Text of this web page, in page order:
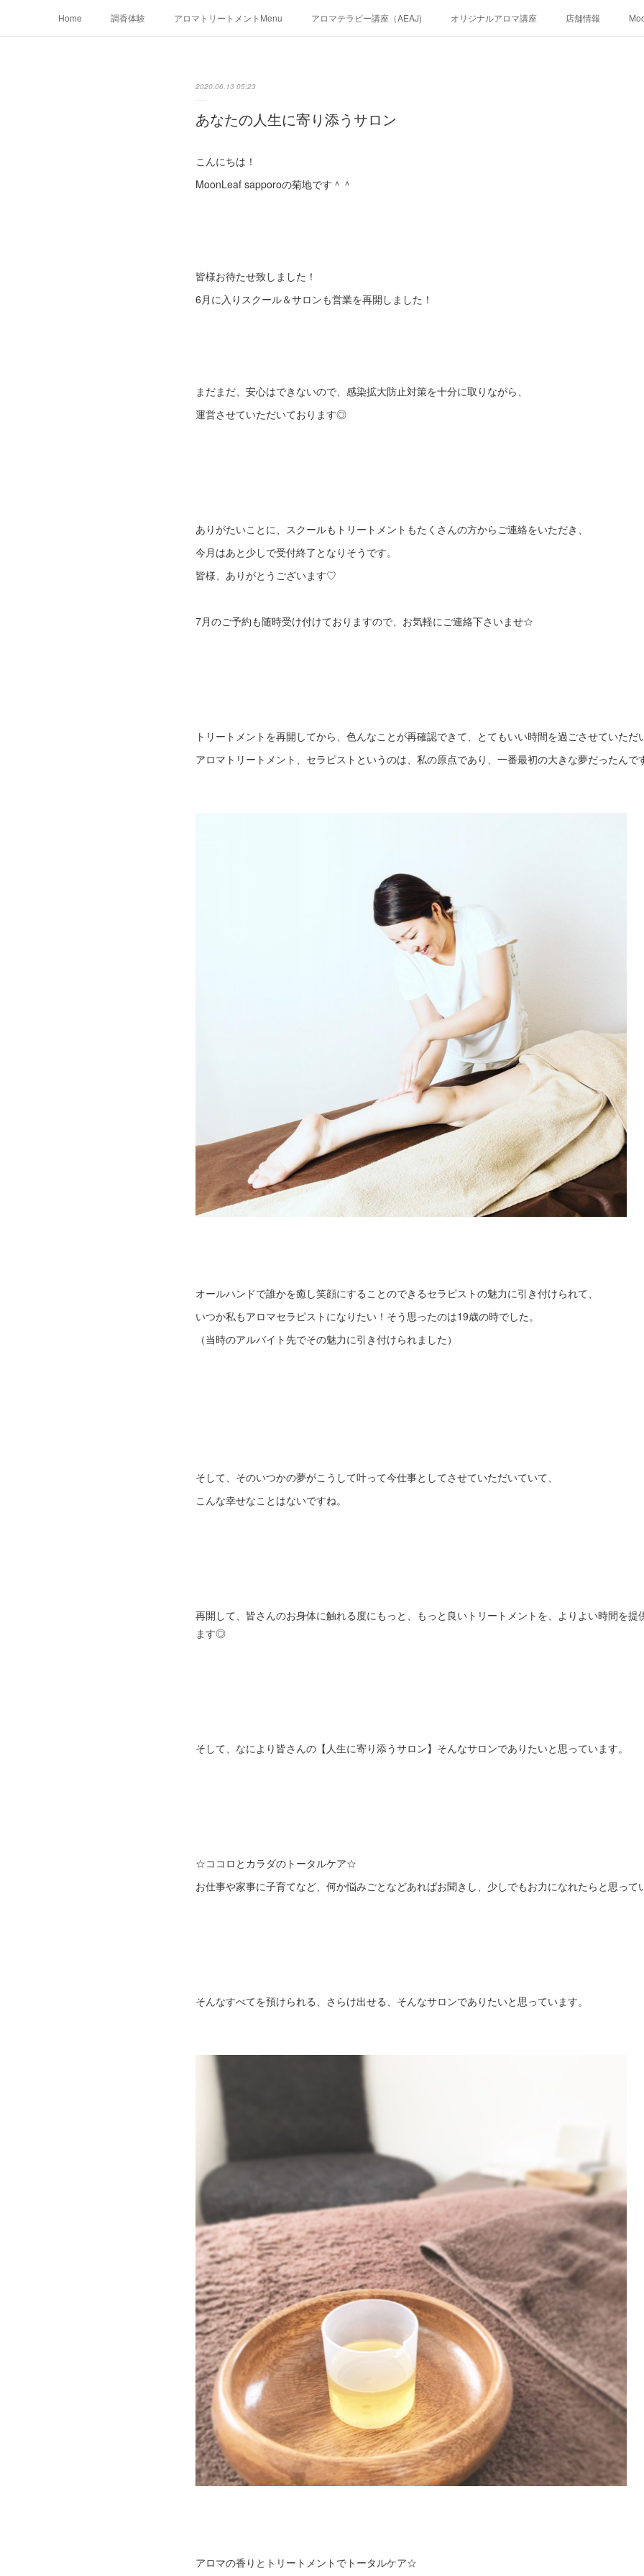
Home 調香体験 アロマトリートメントMenu アロマテラピー講座（AEAJ) オリジナルアロマ講座 店舗情報
2020.06.13 05:23
あなたの人生に寄り添うサロン
こんにちは！
MoonLeaf sapporoの菊地です＾＾
皆様お待たせ致しました！
6月に入りスクール＆サロンも営業を再開しました！
まだまだ、安心はできないので、感染拡大防止対策を十分に取りながら、
運営させていただいております◎
ありがたいことに、スクールもトリートメントもたくさんの方からご連絡をいただき、
今月はあと少しで受付終了となりそうです。
皆様、ありがとうございます♡
7月のご予約も随時受け付けておりますので、お気軽にご連絡下さいませ☆
トリートメントを再開してから、色んなことが再確認できて、とてもいい時間を過ごさせていただ
アロマトリートメント、セラピストというのは、私の原点であり、一番最初の大きな夢だったんで
オールハンドで誰かを癒し笑顔にすることのできるセラピストの魅力に引き付けられて、
いつか私もアロマセラピストになりたい！そう思ったのは19歳の時でした。
（当時のアルバイト先でその魅力に引き付けられました）
そして、そのいつかの夢がこうして叶って今仕事としてさせていただいていて、
こんな幸せなことはないですね。
再開して、皆さんのお身体に触れる度にもっと、もっと良いトリートメントを、よりよい時間を提
ます◎
そして、なにより皆さんの【人生に寄り添うサロン】そんなサロンでありたいと思っています。
☆ココロとカラダのトータルケア☆
お仕事や家事に子育てなど、何か悩みごとなどあればお聞きし、少しでもお力になれたらと思って
そんなすべてを預けられる、さらけ出せる、そんなサロンでありたいと思っています。
アロマの香りとトリートメントでトータルケア☆